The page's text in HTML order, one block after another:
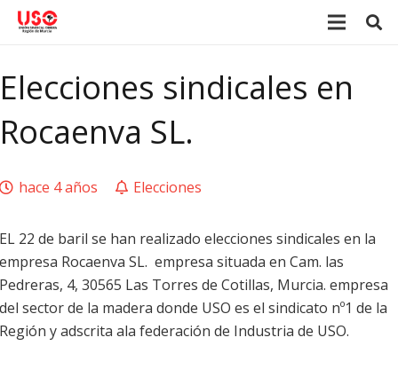
Elecciones sindicales en
Rocaenva SL.
hace 4 años Elecciones
EL 22 de baril se han realizado elecciones sindicales en la
empresa Rocaenva SL. empresa situada en Cam. las
Pedreras, 4, 30565 Las Torres de Cotillas, Murcia. empresa
del sector de la madera donde USO es el sindicato nº1 de la
Región y adscrita ala federación de Industria de USO.